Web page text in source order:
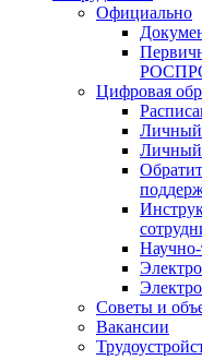
Официально
Цифровая
Личный
Личный
Научно-
Советы и
Вакансии